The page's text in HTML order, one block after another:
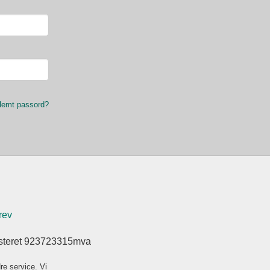
passord?
923723315mva
service. Vi